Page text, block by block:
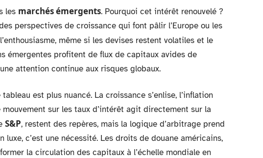
les marchés émergents. Pourquoi cet intérêt renouvelé ?
perspectives de croissance qui font pâlir l’Europe ou les
même si les devises restent volatiles et le
émergentes profitent de flux de capitaux avides de
attention continue aux risques globaux.
tableau est plus nuancé. La croissance s’enlise, l’inflation
sur les taux d’intérêt agit directement sur la
S&P, restent des repères, mais la logique d’arbitrage prend
luxe, c’est une nécessité. Les droits de douane américains,
la circulation des capitaux à l’échelle mondiale en